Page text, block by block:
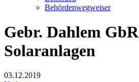
Behördenwegweiser
Gebr. Dahlem GbR
Solaranlagen
03.12.2019